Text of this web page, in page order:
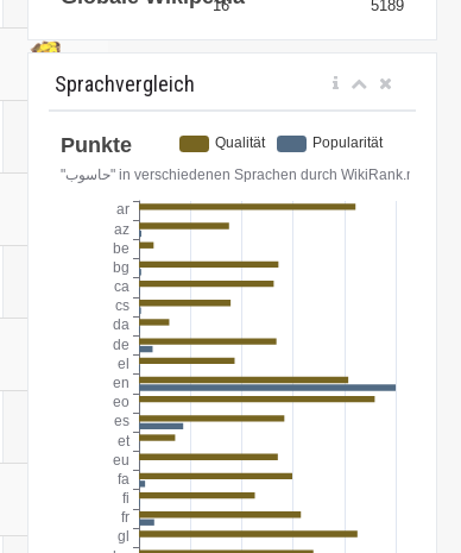
Sprachvergleich